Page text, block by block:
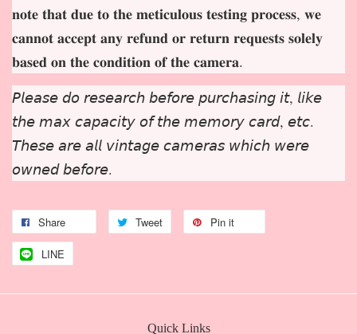
𝐧𝐨𝐭𝐞 𝐭𝐡𝐚𝐭 𝐝𝐮𝐞 𝐭𝐨 𝐭𝐡𝐞 𝐦𝐞𝐭𝐢𝐜𝐮𝐥𝐨𝐮𝐬 𝐭𝐞𝐬𝐭𝐢𝐧𝐠 𝐩𝐫𝐨𝐜𝐞𝐬𝐬, 𝐰𝐞
𝐜𝐚𝐧𝐧𝐨𝐭 𝐚𝐜𝐜𝐞𝐩𝐭 𝐚𝐧𝐲 𝐫𝐞𝐟𝐮𝐧𝐝 𝐨𝐫 𝐫𝐞𝐭𝐮𝐫𝐧 𝐫𝐞𝐪𝐮𝐞𝐬𝐭𝐬 𝐬𝐨𝐥𝐞𝐥𝐲
𝐛𝐚𝐬𝐞𝐝 𝐨𝐧 𝐭𝐡𝐞 𝐜𝐨𝐧𝐝𝐢𝐭𝐢𝐨𝐧 𝐨𝐟 𝐭𝐡𝐞 𝐜𝐚𝐦𝐞𝐫𝐚.
𝘗𝘭𝘦𝘢𝘴𝘦 𝘥𝘰 𝘳𝘦𝘴𝘦𝘢𝘳𝘤𝘩 𝘣𝘦𝘧𝘰𝘳𝘦 𝘱𝘶𝘳𝘤𝘩𝘢𝘴𝘪𝘯𝘨 𝘪𝘵, 𝘭𝘪𝘬𝘦
𝘵𝘩𝘦 𝘮𝘢𝘹 𝘤𝘢𝘱𝘢𝘤𝘪𝘵𝘺 𝘰𝘧 𝘵𝘩𝘦 𝘮𝘦𝘮𝘰𝘳𝘺 𝘤𝘢𝘳𝘥, 𝘦𝘵𝘤.
𝘛𝘩𝘦𝘴𝘦 𝘢𝘳𝘦 𝘢𝘭𝘭 𝘷𝘪𝘯𝘵𝘢𝘨𝘦 𝘤𝘢𝘮𝘦𝘳𝘢𝘴 𝘸𝘩𝘪𝘤𝘩 𝘸𝘦𝘳𝘦
𝘰𝘸𝘯𝘦𝘥 𝘣𝘦𝘧𝘰𝘳𝘦.
Share Tweet Pin it
LINE
Quick Links